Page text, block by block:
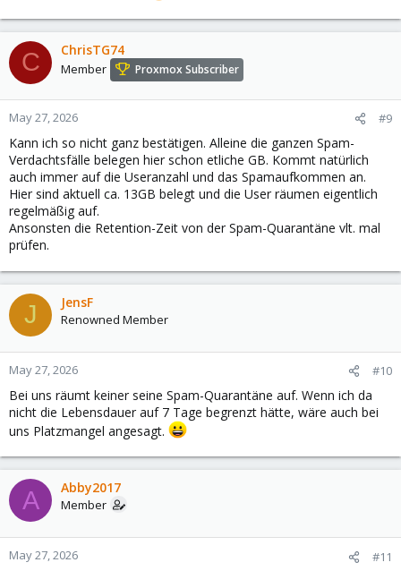
C ChrisTG74
Member Proxmox Subscriber
May 27, 2026 #9
Kann ich so nicht ganz bestätigen. Alleine die ganzen Spam-
Verdachtsfälle belegen hier schon etliche GB. Kommt natürlich
auch immer auf die Useranzahl und das Spamaufkommen an.
Hier sind aktuell ca. 13GB belegt und die User räumen eigentlich
regelmäßig auf.
Ansonsten die Retention-Zeit von der Spam-Quarantäne vlt. mal
prüfen.
J JensF
Renowned Member
May 27, 2026 #10
Bei uns räumt keiner seine Spam-Quarantäne auf. Wenn ich da
nicht die Lebensdauer auf 7 Tage begrenzt hätte, wäre auch bei
uns Platzmangel angesagt.
A Abby2017
Member
May 27, 2026 #11